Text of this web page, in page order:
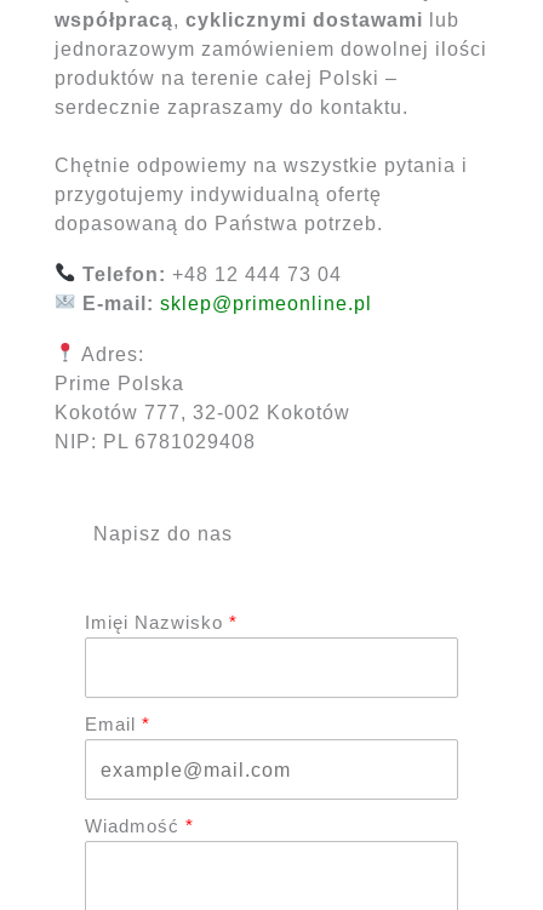
współpracą
cyklicznymi dostawami lub
jednorazowym zamówieniem dowolnej ilości
produktów na terenie całej Polski –
serdecznie zapraszamy do kontaktu.
Chętnie odpowiemy na wszystkie pytania i
przygotujemy indywidualną ofertę
dopasowaną do Państwa potrzeb.
Telefon: +48 12 444 73 04
E-mail: sklep@primeonline.pl
Adres:
Prime Polska
Kokotów 777, 32-002 Kokotów
NIP: PL 6781029408
Napisz do nas
Imięi Nazwisko
Email
Wiadmość